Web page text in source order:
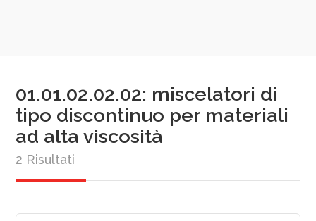
01.01.02.02.02: miscelatori di
tipo discontinuo per materiali
ad alta viscosità
2 Risultati